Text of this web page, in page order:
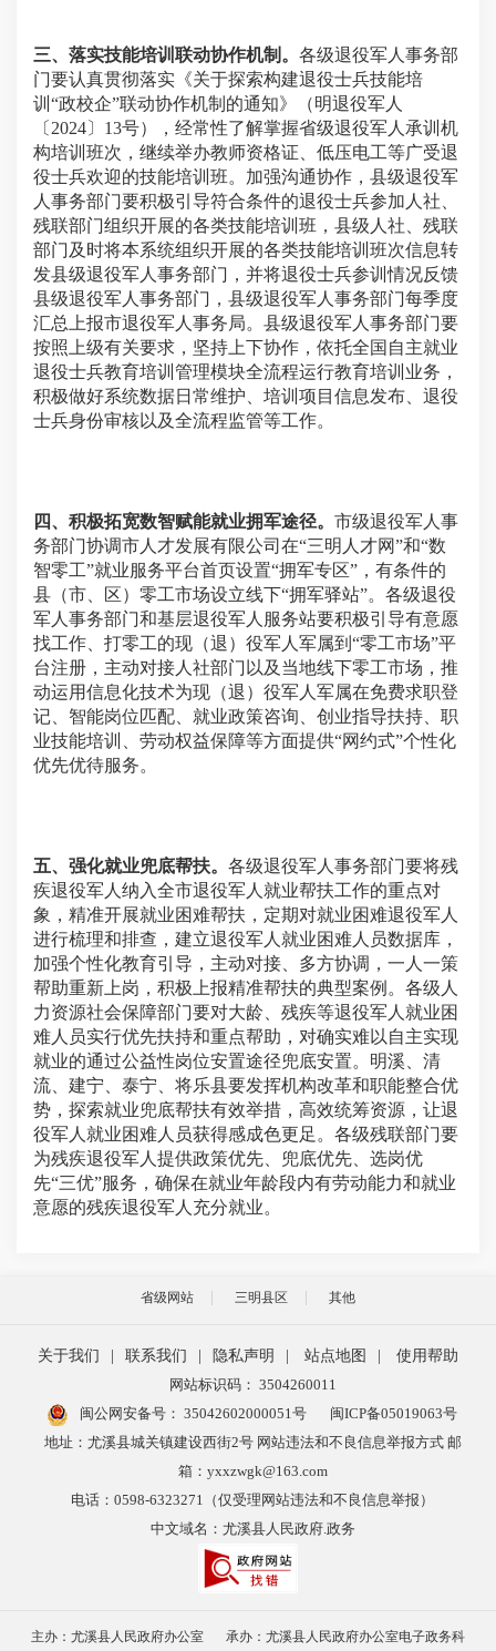
三、落实技能培训联动协作机制。 各级退役军人事务部
门要认真贯彻落实《关于探索构建退役士兵技能培
训“政校企”联动协作机制的通知》（明退役军人
〔2024〕13号），经常性了解掌握省级退役军人承训机
构培训班次，继续举办教师资格证、低压电工等广受退
役士兵欢迎的技能培训班。加强沟通协作，县级退役军
人事务部门要积极引导符合条件的退役士兵参加人社、
残联部门组织开展的各类技能培训班，县级人社、残联
部门及时将本系统组织开展的各类技能培训班次信息转
发县级退役军人事务部门，并将退役士兵参训情况反馈
县级退役军人事务部门，县级退役军人事务部门每季度
汇总上报市退役军人事务局。县级退役军人事务部门要
按照上级有关要求，坚持上下协作，依托全国自主就业
退役士兵教育培训管理模块全流程运行教育培训业务，
积极做好系统数据日常维护、培训项目信息发布、退役
士兵身份审核以及全流程监管等工作。
四、积极拓宽数智赋能就业拥军途径。 市级退役军人事
务部门协调市人才发展有限公司在“三明人才网”和“数
智零工”就业服务平台首页设置“拥军专区”，有条件的
县（市、区）零工市场设立线下“拥军驿站”。各级退役
军人事务部门和基层退役军人服务站要积极引导有意愿
找工作、打零工的现（退）役军人军属到“零工市场”平
台注册，主动对接人社部门以及当地线下零工市场，推
动运用信息化技术为现（退）役军人军属在免费求职登
记、智能岗位匹配、就业政策咨询、创业指导扶持、职
业技能培训、劳动权益保障等方面提供“网约式”个性化
优先优待服务。
五、强化就业兜底帮扶。 各级退役军人事务部门要将残
疾退役军人纳入全市退役军人就业帮扶工作的重点对
象，精准开展就业困难帮扶，定期对就业困难退役军人
进行梳理和排查，建立退役军人就业困难人员数据库，
加强个性化教育引导，主动对接、多方协调，一人一策
帮助重新上岗，积极上报精准帮扶的典型案例。各级人
力资源社会保障部门要对大龄、残疾等退役军人就业困
难人员实行优先扶持和重点帮助，对确实难以自主实现
就业的通过公益性岗位安置途径兜底安置。明溪、清
流、建宁、泰宁、将乐县要发挥机构改革和职能整合优
势，探索就业兜底帮扶有效举措，高效统筹资源，让退
役军人就业困难人员获得感成色更足。各级残联部门要
为残疾退役军人提供政策优先、兜底优先、选岗优
先“三优”服务，确保在就业年龄段内有劳动能力和就业
意愿的残疾退役军人充分就业。
省级网站 三明县区 其他
关于我们 联系我们 隐私声明 站点地图
使用帮助
网站标识码： 3504260011
闽公网安备号： 35042602000051号
闽ICP备05019063号
地址：尤溪县城关镇建设西街2号 网站违法和不良信息举报方式 邮
箱：yxxzwgk@163.com
电话：0598-6323271（仅受理网站违法和不良信息举报）
中文域名：尤溪县人民政府.政务
主办：尤溪县人民政府办公室 承办：尤溪县人民政府办公室电子政务科